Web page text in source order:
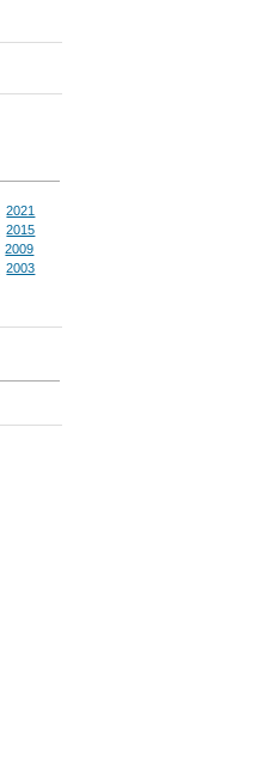
2021
2015
2009
2003